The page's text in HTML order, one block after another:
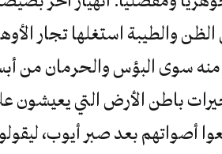
والطيبة استغلها تجار
سوى البؤس والحرمان من
باطن الأرض التي يعيشون
أصواتهم بعد صبر أيوب،